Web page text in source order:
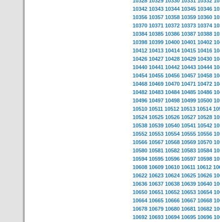
10342 10343 10344 10345 10346
10356 10357 10358 10359 10360
10370 10371 10372 10373 10374
10384 10385 10386 10387 10388
10398 10399 10400 10401 10402
10412 10413 10414 10415 10416
10426 10427 10428 10429 10430
10440 10441 10442 10443 10444
10454 10455 10456 10457 10458
10468 10469 10470 10471 10472
10482 10483 10484 10485 10486
10496 10497 10498 10499 10500
10510 10511 10512 10513 10514
10524 10525 10526 10527 10528
10538 10539 10540 10541 10542
10552 10553 10554 10555 10556
10566 10567 10568 10569 10570
10580 10581 10582 10583 10584
10594 10595 10596 10597 10598
10608 10609 10610 10611 10612
10622 10623 10624 10625 10626
10636 10637 10638 10639 10640
10650 10651 10652 10653 10654
10664 10665 10666 10667 10668
10678 10679 10680 10681 10682
10692 10693 10694 10695 10696